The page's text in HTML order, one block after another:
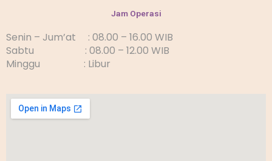
Jam Operasi
Senin – Jum’at : 08.00 – 16.00 WIB
Sabtu : 08.00 – 12.00 WIB
Minggu : Libur